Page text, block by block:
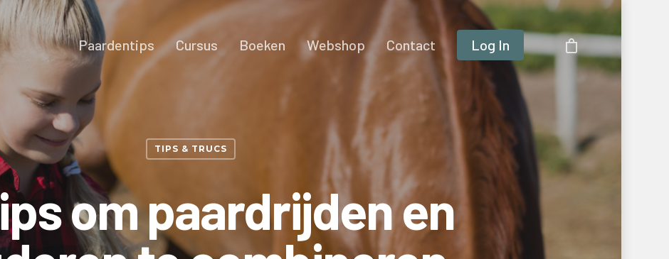
Paardentips Cursus Boeken Webshop Contact Log In
TIPS & TRUCS
om paardrijden en